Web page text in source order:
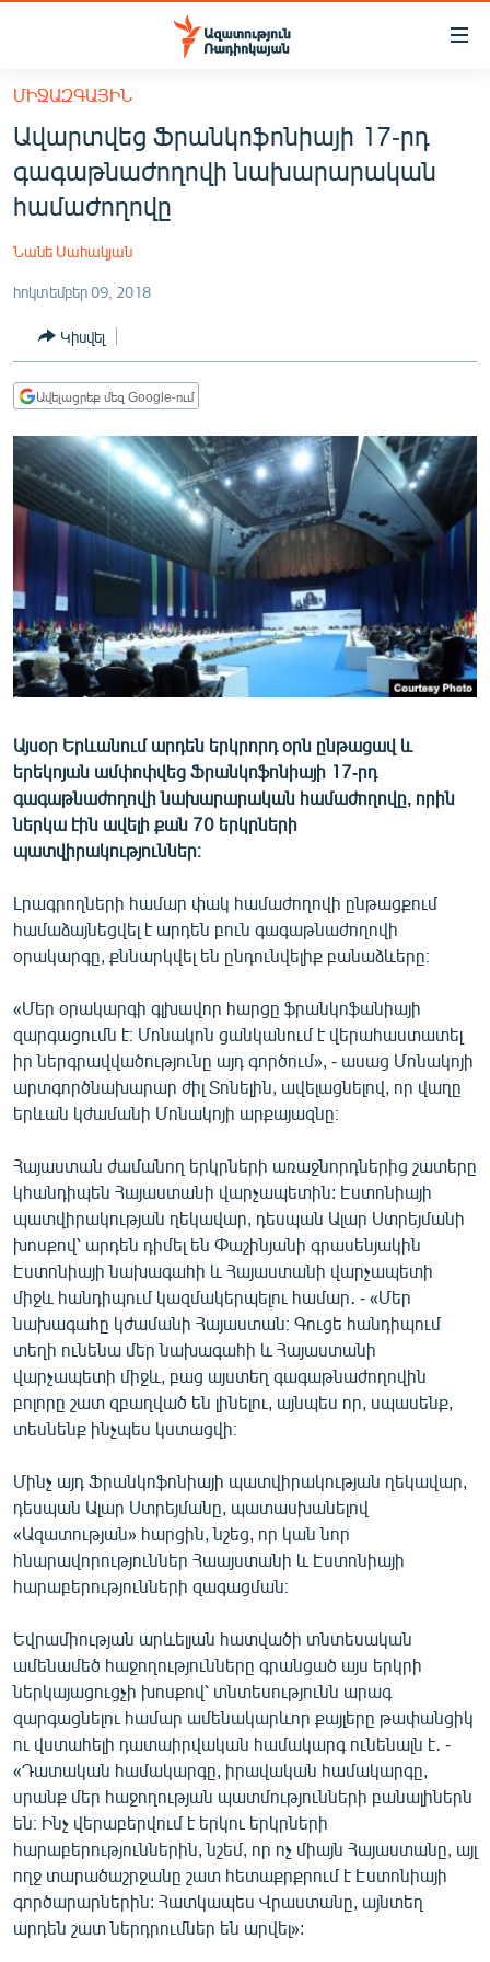
Մատչելիության
հիմնական
բովանդակությանը
հիմնական
մենյուին
ՀԱՅԱՍՏԱՆ
ՔԱՂԱՔԱԿԱՆ
ՏՆՏԵՍՈՒԹՅՈՒՆ
ՂԱՐԱԲԱՂ
ՏԱՐԱԾԱՇՐՋԱՆ
ՄԻՋԱԶԳԱՅԻՆ
ՄՇԱԿՈՒՅԹ
ՍՊՈՐՏ
ՄԵԿՆԱԲԱՆՈՒԹՅՈՒՆ
ՏՏ ԵՒ ԻՆՏԵՐՆԵՏ
ԱՐԽԻՎ
ՏԵՍԱՆՅՈՒԹԵՐ
ԲԱՆԱՎԵՃ
ՁԳՏԵԼՈՎ ԼԱՎԱԳՈՒՅՆԻՆ
ՓՈԴՔԱՍԹ
Հայերեն
English
Русский
ՀԵՏԵՎԵՔ ՄԵԶ
«Ազատության» բոլոր կայքերը
ՄԻՋԱԶԳԱՅԻՆ
Ավարտվեց Ֆրանկոֆոնիայի 17-րդ
գագաթնաժողովի նախարարական
համաժողովը
Նանե Սահակյան
հոկտեմբեր 09, 2018
Կիսվել
Ավելացրեք մեզ Google-ում
Այսօր Երևանում արդեն երկրորդ օրն ընթացավ և
երեկոյան ամփոփվեց Ֆրանկոֆոնիայի 17-րդ
գագաթնաժողովի նախարարական համաժողովը, որին
ներկա էին ավելի քան 70 երկրների
պատվիրակություններ։
Լրագրողների համար փակ համաժողովի ընթացքում
համաձայնեցվել է արդեն բուն գագաթնաժողովի
օրակարգը, քննարկվել են ընդունվելիք բանաձևերը։
«Մեր օրակարգի գլխավոր հարցը ֆրանկոֆանիայի
զարգացումն է։ Մոնակոն ցանկանում է վերահաստատել
իր ներգրավվածությունը այդ գործում», - ասաց Մոնակոյի
արտգործնախարար ժիլ Տոնելին, ավելացնելով, որ վաղը
երևան կժամանի Մոնակոյի արքայազնը։
Հայաստան ժամանող երկրների առաջնորդներից շատերը
կհանդիպեն Հայաստանի վարչապետին: Էստոնիայի
պատվիրակության ղեկավար, դեսպան Ալար Ստրեյմանի
խոսքով՝ արդեն դիմել են Փաշինյանի գրասենյակին
Էստոնիայի նախագահի և Հայաստանի վարչապետի
միջև հանդիպում կազմակերպելու համար․ - «Մեր
նախագահը կժամանի Հայաստան։ Գուցե հանդիպում
տեղի ունենա մեր նախագահի և Հայաստանի
վարչապետի միջև, բաց այստեղ գագաթնաժողովին
բոլորը շատ զբաղված են լինելու, այնպես որ, սպասենք,
տեսնենք ինչպես կստացվի։
Մինչ այդ Ֆրանկոֆոնիայի պատվիրակության ղեկավար,
դեսպան Ալար Ստրեյմանը, պատասխանելով
«Ազատության» հարցին, նշեց, որ կան նոր
հնարավորություններ Հաայստանի և Էստոնիայի
հարաբերությունների զագացման։
Եվրամիության արևելյան հատվածի տնտեսական
ամենամեծ հաջողությունները գրանցած այս երկրի
ներկայացուցչի խոսքով՝ տնտեսությունն արագ
զարգացնելու համար ամենակարևոր քայլերը թափանցիկ
ու վստահելի դատաիրվական համակարգ ունենալն է․ -
«Դատական համակարգը, իրավական համակարգը,
սրանք մեր հաջողության պատմությունների բանալիներն
են։ Ինչ վերաբերվում է երկու երկրների
հարաբերություններին, նշեմ, որ ոչ միայն Հայաստանը, այլ
ողջ տարածաշրջանը շատ հետաքրքրում է Էստոնիայի
գործարարներին: Հատկապես Վրաստանը, այնտեղ
արդեն շատ ներդրումներ են արվել»: